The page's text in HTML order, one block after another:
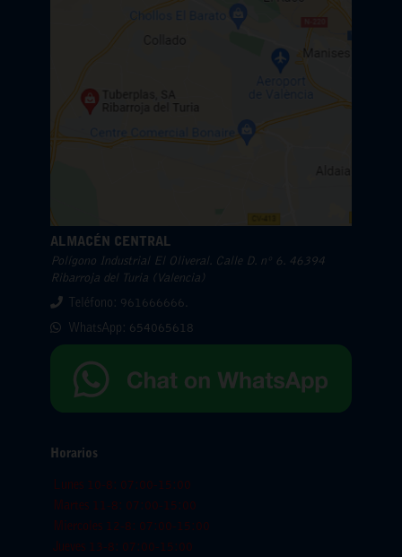
ALMACÉN CENTRAL
Polígono Industrial El Oliveral. Calle D. nº 6. 46394
Ribarroja del Turia (Valencia)
Teléfono: 961666666.
WhatsApp: 654065618
Horarios
Lunes 10-8: 07:00-15:00
Martes 11-8: 07:00-15:00
Miercoles 12-8: 07:00-15:00
Jueves 13-8: 07:00-15:00